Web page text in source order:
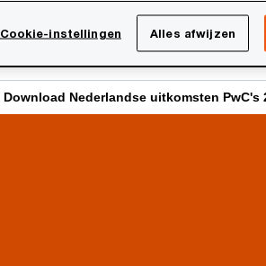
Carrière
Download Nederlandse uitkomsten PwC's
Cookie-instellingen Alles afwijzen